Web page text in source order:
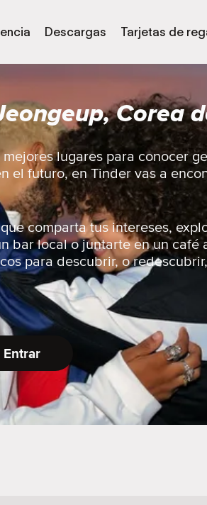
Descargas Tarjetas de
Corea
lugares para conocer
el futuro, en Tinder vas a
comparta tus intereses,
bar local o juntarte en un café
para descubrir, o
Entrar